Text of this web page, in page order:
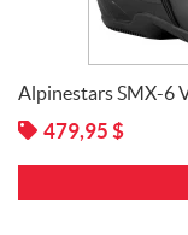
Alpinestars SMX-6
479,95 $